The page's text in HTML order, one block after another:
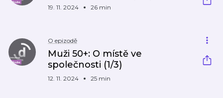
19. 11. 2024 26 min
O epizodě
Muži 50+: O místě ve
společnosti (1/3)
12. 11. 2024 25 min